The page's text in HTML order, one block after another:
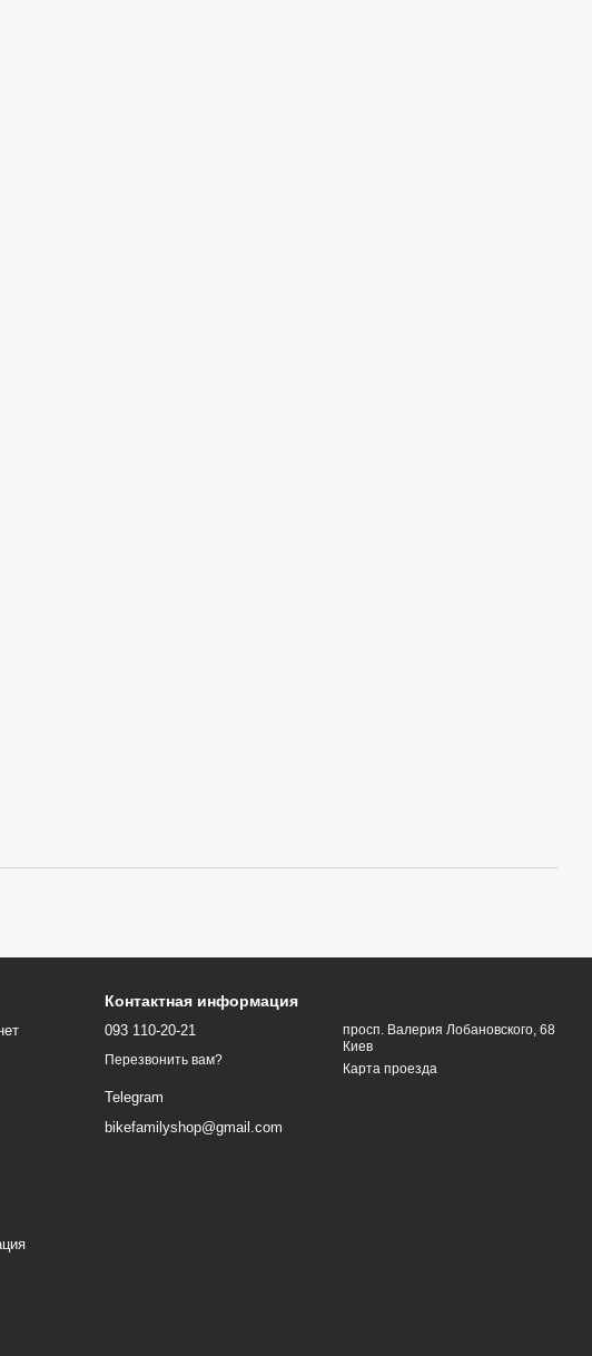
Контактная информация
093 110-20-21
Перезвонить вам?
Telegram
bikefamilyshop@gmail.com
просп. Валерия Лобановского, 68
Киев
Карта проезда